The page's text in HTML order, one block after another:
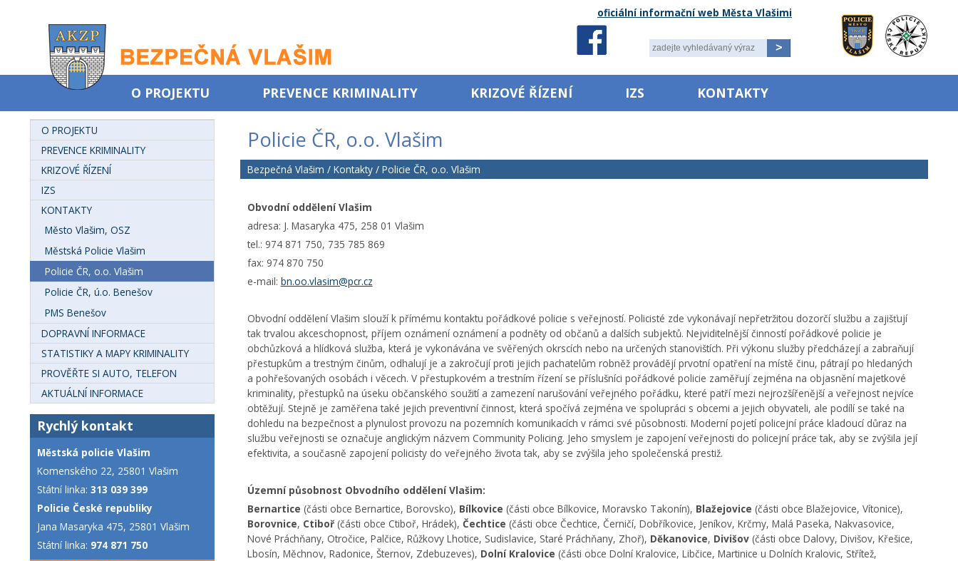
oficiální informační web Města Vlašimi
Pole
-
zadejte
vyhledávaný
O PROJEKTU PREVENCE KRIMINALITY KRIZOVÉ ŘÍZENÍ IZS KONTAKTY
O PROJEKTU
PREVENCE KRIMINALITY
KRIZOVÉ ŘÍZENÍ
IZS
KONTAKTY
Město Vlašim, OSZ
Městská Policie Vlašim
Policie ČR, o.o. Vlašim
Policie ČR, ú.o. Benešov
PMS Benešov
DOPRAVNÍ INFORMACE
STATISTIKY A MAPY KRIMINALITY
PROVĚŘTE SI AUTO, TELEFON
AKTUÁLNÍ INFORMACE
Rychlý kontakt
Městská policie Vlašim
Komenského 22, 25801 Vlašim
Státní linka: 313 039 399
Policie České republiky
Jana Masaryka 475, 25801 Vlašim
Státní linka: 974 871 750
Policie ČR, o.o. Vlašim
Bezpečná Vlašim / Kontakty/ Policie ČR, o.o. Vlašim
Obvodní oddělení Vlašim
adresa: J. Masaryka 475, 258 01 Vlašim
tel.: 974 871 750, 735 785 869
fax: 974 870 750
e-mail: bn.oo.vlasim@pcr.cz
Obvodní oddělení Vlašim slouží k přímému kontaktu pořádkové policie s veřejností. Policisté zde vykonávají nepřetržitou dozorčí službu a zajišťují
tak trvalou akceschopnost, příjem oznámení oznámení a podněty od občanů a dalších subjektů. Nejviditelnější činností pořádkové policie je
obchůzková a hlídková služba, která je vykonávána ve svěřených okrscích nebo na určených stanovištích. Při výkonu služby předcházejí a zabraňují
přestupkům a trestným činům, odhalují je a zakročují proti jejich pachatelům robněž provádějí prvotní opatření na místě činu, pátrají po hledaných
a pohřešovaných osobách i věcech. V přestupkovém a trestním řízení se příslušníci pořádkové policie zaměřují zejména na objasnění majetkové
kriminality, přestupků na úseku občanského soužití a zamezení narušování veřejného pořádku, které patří mezi nejrozšířenější a veřejnost nejvíce
obtěžují. Stejně je zaměřena také jejich preventivní činnost, která spočívá zejména ve spolupráci s obcemi a jejich obyvateli, ale podílí se také na
dohledu na bezpečnost a plynulost provozu na pozemních komunikacích v rámci své působnosti. Moderní pojetí policejní práce kladoucí důraz na
službu veřejnosti se označuje anglickým názvem Community Policing. Jeho smyslem je zapojení veřejnosti do policejní práce tak, aby se zvýšila její
efektivita, a současně zapojení policisty do veřejného života tak, aby se zvýšila jeho společenská prestiž.
Územní působnost Obvodního oddělení Vlašim:
Bernartice (části obce Bernartice, Borovsko), Bílkovice (části obce Bílkovice, Moravsko Takonín), Blažejovice (části obce Blažejovice, Vítonice),
Borovnice, Ctiboř (části obce Ctiboř, Hrádek), Čechtice (části obce Čechtice, Černičí, Dobříkovice, Jeníkov, Krčmy, Malá Paseka, Nakvasovice,
Nové Práchňany, Otročice, Palčice, Růžkovy Lhotice, Sudislavice, Staré Práchňany, Zhoř), Děkanovice, Divišov (části obce Dalovy, Divišov, Křešice,
Lbosín, Měchnov, Radonice, Šternov, Zdebuzeves), Dolní Kralovice (části obce Dolní Kralovice, Libčice, Martinice u Dolních Kralovic, Střítež,